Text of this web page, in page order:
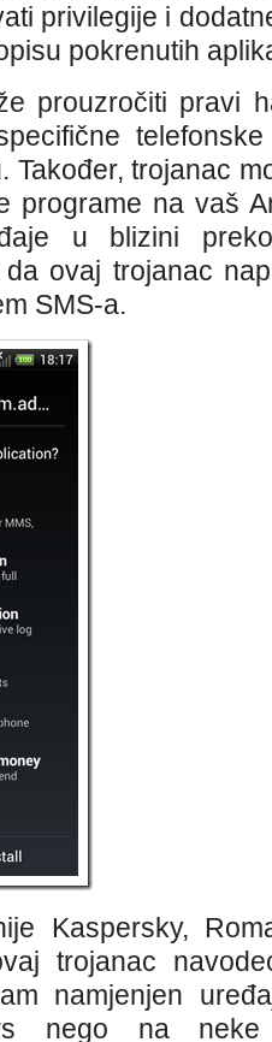
privilegije i
pokrenutih
prouzročiti pravi
Također, trojanac
programe na vaš
u blizini
ovaj trojanac
SMS-a.
Kaspersky,
trojanac
namjenjen
nego na